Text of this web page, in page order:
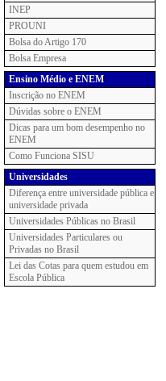
INEP
PROUNI
Bolsa do Artigo 170
Bolsa Empresa
Ensino Médio e ENEM
Inscrição no ENEM
Dúvidas sobre o ENEM
Dicas para um bom desempenho no
ENEM
Como Funciona SISU
Universidades
Diferença entre universidade pública e
universidade privada
Universidades Públicas no Brasil
Universidades Particulares ou
Privadas no Brasil
Lei das Cotas para quem estudou em
Escola Pública